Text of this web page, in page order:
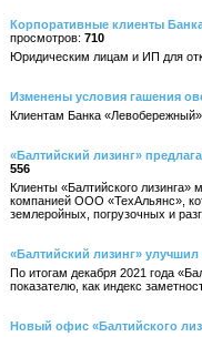
Корпоративные клиенты
710
Юридическим лицам и ИП для
Изменены условия гашения
Клиентам Банка
«Балтийский лизинг»
556
Клиенты «Балтийского лизинга»
компанией ООО «ТехАльянс»,
землеройных, погрузочных и
«Балтийский лизинг»
По итогам декабря 2021 года
показателю, как индекс
Новый офис «Балтийского